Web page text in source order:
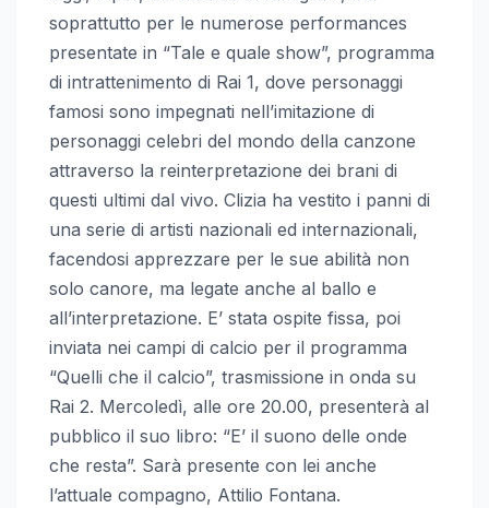
soprattutto per le numerose performances
presentate in “Tale e quale show”, programma
di intrattenimento di Rai 1, dove personaggi
famosi sono impegnati nell’imitazione di
personaggi celebri del mondo della canzone
attraverso la reinterpretazione dei brani di
questi ultimi dal vivo. Clizia ha vestito i panni di
una serie di artisti nazionali ed internazionali,
facendosi apprezzare per le sue abilità non
solo canore, ma legate anche al ballo e
all’interpretazione. E’ stata ospite fissa, poi
inviata nei campi di calcio per il programma
“Quelli che il calcio”, trasmissione in onda su
Rai 2. Mercoledì, alle ore 20.00, presenterà al
pubblico il suo libro: “E’ il suono delle onde
che resta”. Sarà presente con lei anche
l’attuale compagno, Attilio Fontana.